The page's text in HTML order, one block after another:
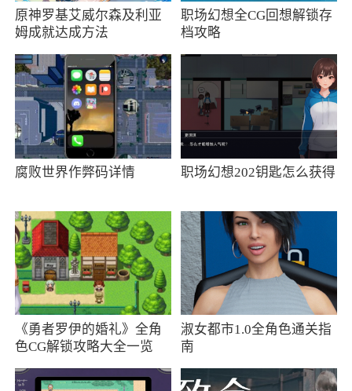
理的搭配进行攻击！游戏玩法简单易上手！同样
玩家也可以征集部队进行攻击！游戏玩法休闲有
趣并且还有更多的玩法等待玩家探索
更新日志
优化了部分bug
原神罗基艾威尔森及利亚
姆成就达成方法
职场幻想全CG回想解锁存
档攻略
腐败世界作弊码详情 职场幻想202钥匙怎么获得
《勇者罗伊的婚礼》全角
色CG解锁攻略大全一览
淑女都市1.0全角色通关指
南